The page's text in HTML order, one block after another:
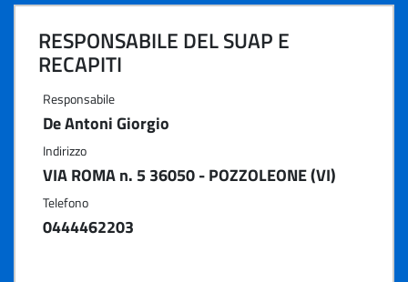
RESPONSABILE DEL SUAP E
RECAPITI
Responsabile
De Antoni Giorgio
Indirizzo
VIA ROMA n. 5 36050 - POZZOLEONE (VI)
Telefono
0444462203